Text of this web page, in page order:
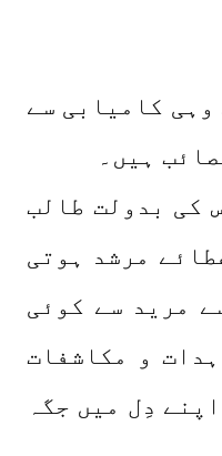
کامیابی سے
ہیں۔
کی بدولت طالب
مرشد ہوتی
مرید سے کوئی
و مکاشفات
دِل میں جگہ